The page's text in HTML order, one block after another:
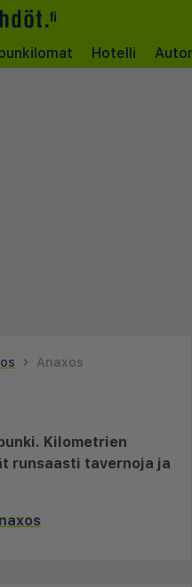
Hotelli
Anaxos
Kilometrien
runsaasti tavernoja ja